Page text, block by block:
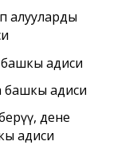
алууларды
адиси
башкы адиси
дене
адиси